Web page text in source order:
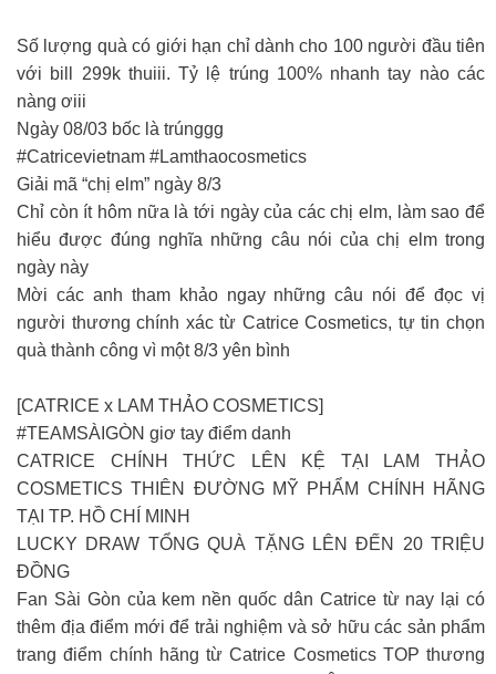
Số lượng quà có giới hạn chỉ dành cho 100 người đầu tiên
với bill 299k thuiii. Tỷ lệ trúng 100% nhanh tay nào các
nàng ơiii
Ngày 08/03 bốc là trúnggg
#Catricevietnam #Lamthaocosmetics
Giải mã “chị elm” ngày 8/3
Chỉ còn ít hôm nữa là tới ngày của các chị elm, làm sao để
hiểu được đúng nghĩa những câu nói của chị elm trong
ngày này
Mời các anh tham khảo ngay những câu nói để đọc vị
người thương chính xác từ Catrice Cosmetics, tự tin chọn
quà thành công vì một 8/3 yên bình
[CATRICE x LAM THẢO COSMETICS]
#TEAMSÀIGÒN giơ tay điểm danh
CATRICE CHÍNH THỨC LÊN KỆ TẠI LAM THẢO
COSMETICS THIÊN ĐƯỜNG MỸ PHẨM CHÍNH HÃNG
TẠI TP. HỒ CHÍ MINH
LUCKY DRAW TỔNG QUÀ TẶNG LÊN ĐẾN 20 TRIỆU
ĐỒNG
Fan Sài Gòn của kem nền quốc dân Catrice từ nay lại có
thêm địa điểm mới để trải nghiệm và sở hữu các sản phẩm
trang điểm chính hãng từ Catrice Cosmetics TOP thương